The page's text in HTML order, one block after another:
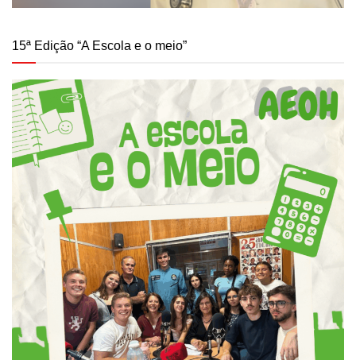
15ª Edição “A Escola e o meio”